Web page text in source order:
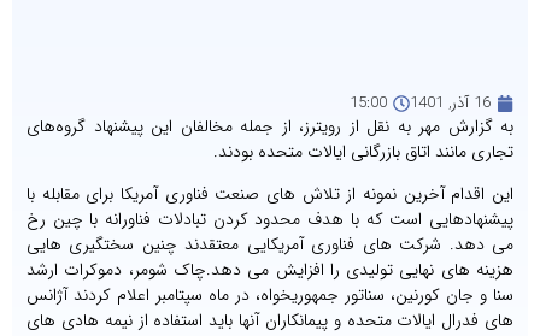
16 آذر, 1401 15:00
به گزارش مهر به نقل از رویترز، از جمله مخالفان این پیشنهاد گروه‌های
تجاری مانند اتاق بازرگانی ایالات متحده بودند.
این اقدام آخرین نمونه از تلاش های صنعت فناوری آمریکا برای مقابله با
پیشنهادهایی است که با هدف محدود کردن تبادلات فناورانه با چین رخ
می دهد. شرکت های فناوری آمریکایی معتقدند چنین سختگیری هایی
هزینه های نهایی تولیدی را افزایش می دهد.چاک شومر، دموکرات ارشد
سنا و جان کورنین، سناتور جمهوریخواه، در ماه سپتامبر اعلام کردند آژانس
های فدرال ایالات متحده و پیمانکاران آنها باید استفاده از نیمه هادی های